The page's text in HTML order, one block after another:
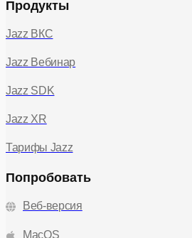
Продукты
Jazz ВКС
Jazz Вебинар
Jazz SDK
Jazz XR
Тарифы Jazz
Попробовать
Веб-версия
MacOS